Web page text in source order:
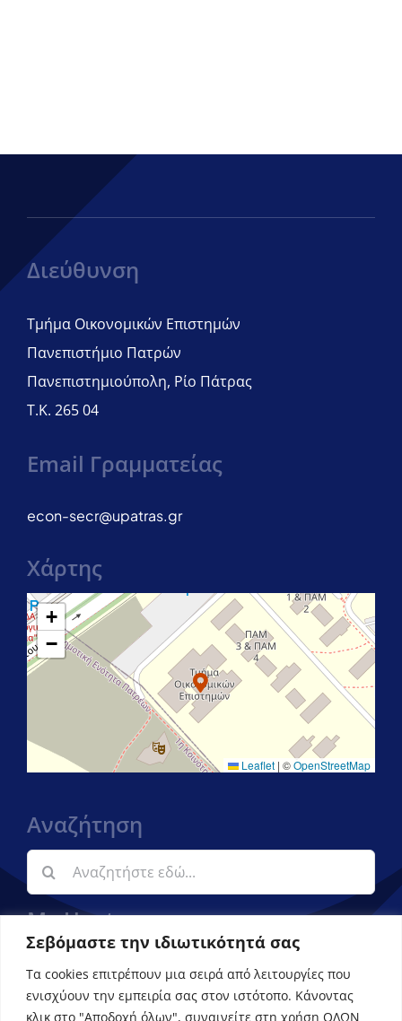
Σεβόμαστε την ιδιωτικότητά σας
Τα cookies επιτρέπουν μια σειρά από λειτουργίες που
ενισχύουν την εμπειρία σας στον ιστότοπο. Κάνοντας
κλικ στο "Αποδοχή όλων", συναινείτε στη χρήση ΟΛΩΝ
Διεύθυνση
Τμήμα Οικονομικών Επιστημών
Πανεπιστήμιο Πατρών
Πανεπιστημιούπολη, Ρίο Πάτρας
Τ.Κ. 265 04
Email Γραμματείας
econ-secr@upatras.gr
Χάρτης
+
−
Leaflet | ©OpenStreetMap
Αναζήτηση
Αναζήτηση
για:
My Upatras
Εφαρμογή ενημέρωσης φοιτητών